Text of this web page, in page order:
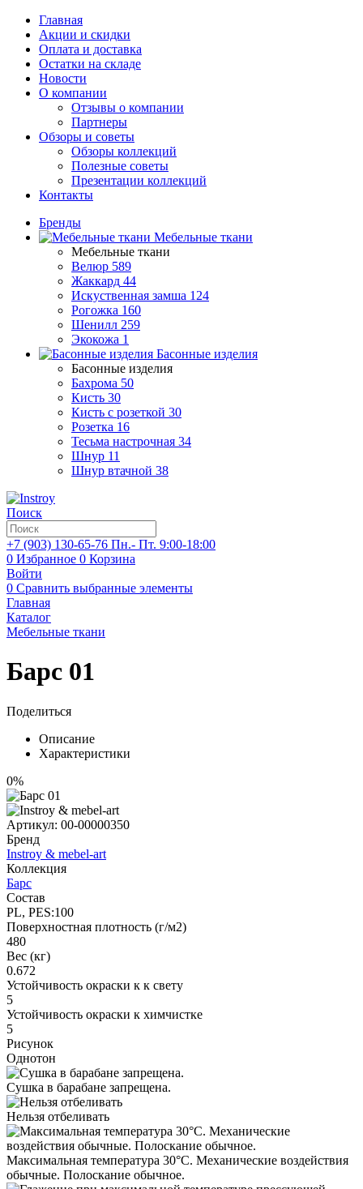
Главная
Акции и скидки
Оплата и доставка
Остатки на складе
Новости
О компании
Отзывы о компании
Партнеры
Обзоры и советы
Обзоры коллекций
Полезные советы
Презентации коллекций
Контакты
Бренды
Мебельные ткани
Мебельные ткани
Велюр 589
Жаккард 44
Искуственная замша 124
Рогожка 160
Шенилл 259
Экокожа 1
Басонные изделия
Басонные изделия
Бахрома 50
Кисть 30
Кисть с розеткой 30
Розетка 16
Тесьма настрочная 34
Шнур 11
Шнур втачной 38
Поиск
+7 (903) 130-65-76 Пн.- Пт. 9:00-18:00
0 Избранное 0 Корзина
Войти
0 Сравнить выбранные элементы
Главная
Каталог
Мебельные ткани
Барс 01
Поделиться
Описание
Характеристики
0%
Артикул: 00-00000350
Бренд
Instroy & mebel-art
Коллекция
Барс
Состав
PL, PES:100
Поверхностная плотность (г/м2)
480
Вес (кг)
0.672
Устойчивость окраски к к свету
5
Устойчивость окраски к химчистке
5
Рисунок
Однотон
Сушка в барабане запрещена.
Нельзя отбеливать
Максимальная температура 30°С. Механические воздействия
обычные. Полоскание обычное.